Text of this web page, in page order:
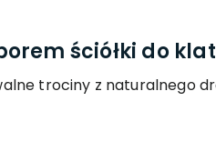
ściółki do
trociny z naturalnego